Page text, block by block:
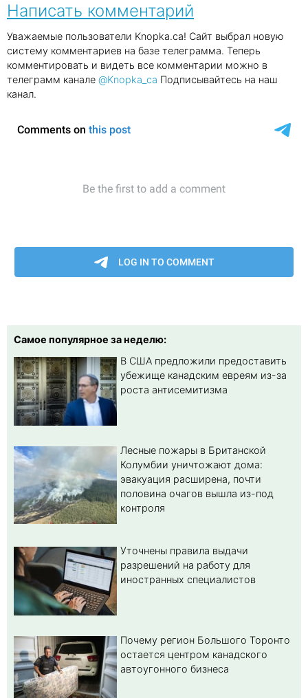
Написать комментарий
Уважаемые пользователи Knopka.ca! Сайт выбрал новую
систему комментариев на базе телеграмма. Теперь
комментировать и видеть все комментарии можно в
телеграмм канале @Knopka_ca Подписывайтесь на наш
канал.
Самое популярное за неделю:
В США предложили предоставить
убежище канадским евреям из-за
роста антисемитизма
Лесные пожары в Британской
Колумбии уничтожают дома:
эвакуация расширена, почти
половина очагов вышла из-под
контроля
Уточнены правила выдачи
разрешений на работу для
иностранных специалистов
Почему регион Большого Торонто
остается центром канадского
автоугонного бизнеса